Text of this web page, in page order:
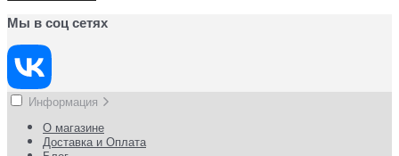
Мы в соц сетях
Информация
О магазине
Доставка и Оплата